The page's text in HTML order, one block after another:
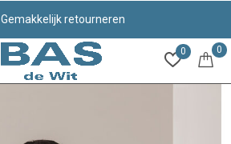
0 0
Gemakkelijk retourneren